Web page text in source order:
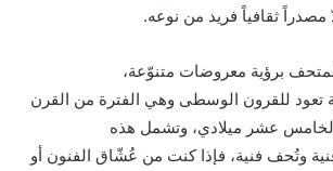
مصدراً ثقافياً فريد من نوعه.
برؤية معروضات متنوّعة،
تعود للقرون الوسطى وهي الفترة من القرن
عشر ميلادي، وتشمل هذه
وتُحف فنية، فإذا كنت من عُشّاق الفنون أو